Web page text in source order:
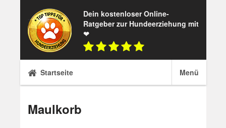
content
Dein kostenloser Online-
Ratgeber zur Hundeerziehung mit
❤
Startseite Menü
Maulkorb